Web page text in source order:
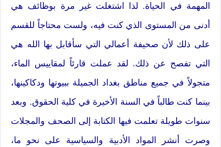
المهمة في الحياة. لذا اشتغلت غير مرة بوظائف هي
أدنى من المستوى الذي كنت فيه، ولست محتاجاً للقسم
على ذلك لأن صحيفة أعمالي التي سأقابل بها الله هي
التي تفصح عن ذلك. لقد عملت قارئاً لمقاييس الماء،
متجولاً في جميع مناطق بغداد الجميلة ببيوتها ودكاكينها،
بينما كنت طالباً في السنة الأخيرة في كلية الحقوق. وبعد
سنوات طويلة تعلمت فيها الكتابة إلى الصحف والمجلات
وصرت أنشر المواد الأدبية والسياسية على نحو ما،